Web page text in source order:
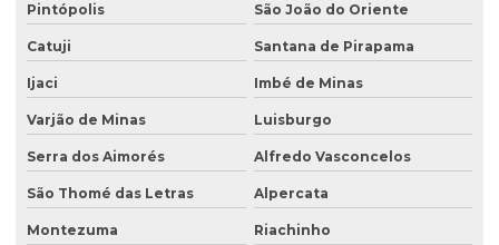
Pintópolis São João do Oriente
Catuji Santana de Pirapama
Ijaci Imbé de Minas
Varjão de Minas Luisburgo
Serra dos Aimorés Alfredo Vasconcelos
São Thomé das Letras Alpercata
Montezuma Riachinho